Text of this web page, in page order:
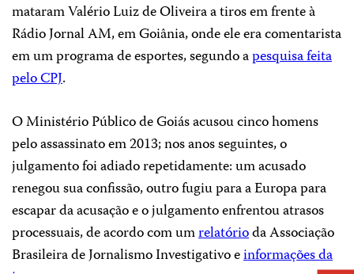
mataram Valério Luiz de Oliveira a tiros em frente à
Rádio Jornal AM, em Goiânia, onde ele era comentarista
em um programa de esportes, segundo apesquisa feita
pelo CPJ.
O Ministério Público de Goiás acusou cinco homens
pelo assassinato em 2013; nos anos seguintes, o
julgamento foi adiado repetidamente: um acusado
renegou sua confissão, outro fugiu para a Europa para
escapar da acusação e o julgamento enfrentou atrasos
processuais, de acordo com umrelatórioda Associação
Brasileira de Jornalismo Investigativo einformações da